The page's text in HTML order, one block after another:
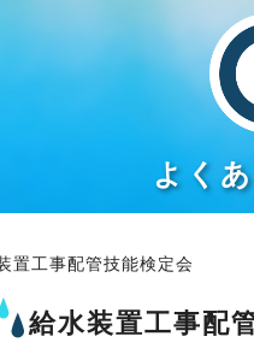
よく
置工事配管技能検定会
給水装置工事配